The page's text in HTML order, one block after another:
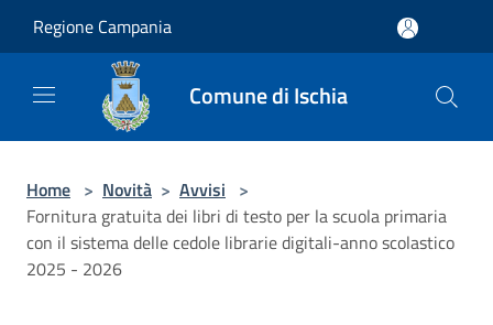
Regione Campania
Comune di Ischia
Home > Novità > Avvisi >
Fornitura gratuita dei libri di testo per la scuola primaria
con il sistema delle cedole librarie digitali-anno scolastico
2025 - 2026